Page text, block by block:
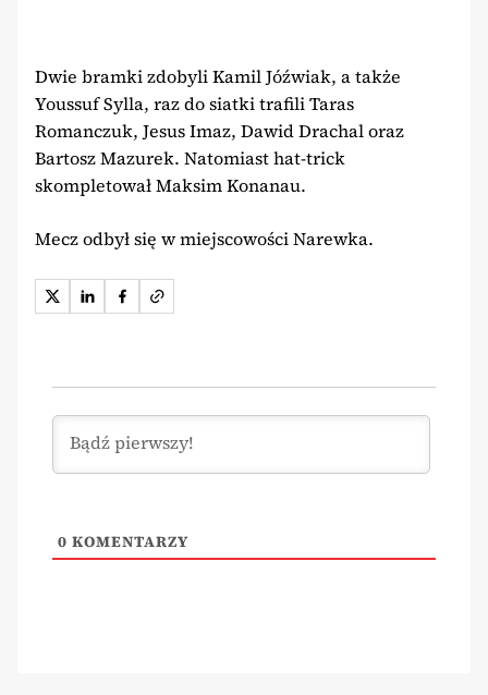
Dwie bramki zdobyli Kamil Jóźwiak, a także
Youssuf Sylla, raz do siatki trafili Taras
Romanczuk, Jesus Imaz, Dawid Drachal oraz
Bartosz Mazurek. Natomiast hat-trick
skompletował Maksim Konanau.
Mecz odbył się w miejscowości Narewka.
0 KOMENTARZY